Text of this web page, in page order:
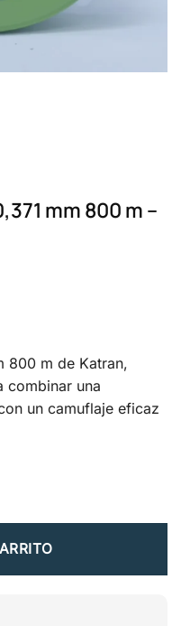
mm 800 m –
800 m de Katran,
combinar una
un camuflaje eficaz